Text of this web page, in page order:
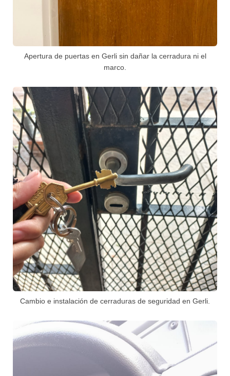
Apertura de puertas en Gerli sin dañar la cerradura ni el
marco.
Cambio e instalación de cerraduras de seguridad en Gerli.